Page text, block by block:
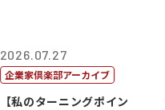
2026.07.27
企業家倶楽部アーカイブ
【私のターニングポイン